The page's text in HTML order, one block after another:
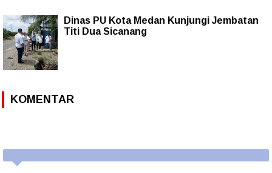
Dinas PU Kota Medan Kunjungi Jembatan
Titi Dua Sicanang
KOMENTAR